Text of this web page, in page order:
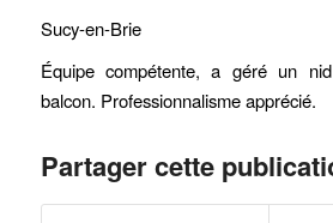
Sucy-en-Brie
Équipe compétente, a géré un
balcon. Professionnalisme apprécié.
Partager cette